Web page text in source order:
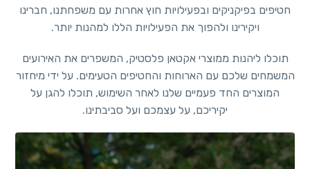
חטיפים בפיקניקים ובפעילויות חוץ אחרות עם משפחתנו, חברינו
ויקירינו ולהפוך את הפעילויות הללו למהנות יותר.
תוכלו ליהנות ממוצרי אקטאן פלסטיק, המשפרים את האירועים
המשמחים שלכם עם הארוחות והחטיפים הטעימים. על ידי מיחזור
המוצרים החד פעמיים שלנו לאחר השימוש, תוכלו להגן על
יקיריכם, על עצמכם ועל סביבתינו.